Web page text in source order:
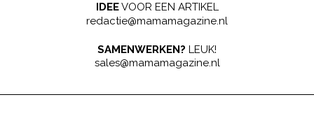
IDEEVOOR EEN ARTIKEL
redactie@mamamagazine.nl
SAMENWERKEN? LEUK!
sales@mamamagazine.nl